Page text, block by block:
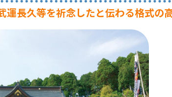
運長久等を祈念したと伝わる格式の